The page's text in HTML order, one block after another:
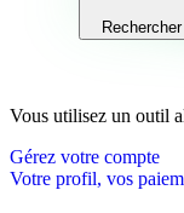
Vous utilisez un outil
Gérez votre compte
Votre profil, vos